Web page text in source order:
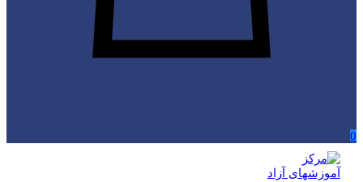
0